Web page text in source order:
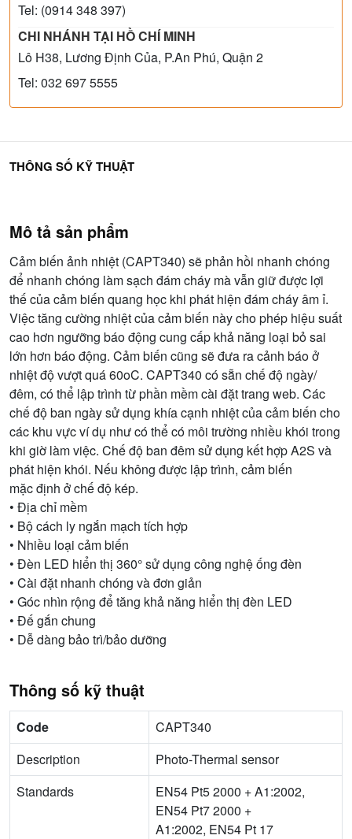
Tel: (0914 348 397)
CHI NHÁNH TẠI HỒ CHÍ MINH
Lô H38, Lương Định Của, P.An Phú, Quận 2
Tel: 032 697 5555
Mô tả sản phẩm
Cảm biến ảnh nhiệt (CAPT340) sẽ phản hồi nhanh chóng
để nhanh chóng làm sạch đám cháy mà vẫn giữ được lợi
thế của cảm biến quang học khi phát hiện đám cháy âm ỉ.
Việc tăng cường nhiệt của cảm biến này cho phép hiệu suất
cao hơn ngưỡng báo động cung cấp khả năng loại bỏ sai
lớn hơn báo động. Cảm biến cũng sẽ đưa ra cảnh báo ở
nhiệt độ vượt quá 60oC. CAPT340 có sẵn chế độ ngày/
đêm, có thể lập trình từ phần mềm cài đặt trang web. Các
chế độ ban ngày sử dụng khía cạnh nhiệt của cảm biến cho
các khu vực ví dụ như có thể có môi trường nhiều khói trong
khi giờ làm việc. Chế độ ban đêm sử dụng kết hợp A2S và
phát hiện khói. Nếu không được lập trình, cảm biến
mặc định ở chế độ kép.
• Địa chỉ mềm
• Bộ cách ly ngắn mạch tích hợp
• Nhiều loại cảm biến
• Đèn LED hiển thị 360° sử dụng công nghệ ống đèn
• Cài đặt nhanh chóng và đơn giản
• Góc nhìn rộng để tăng khả năng hiển thị đèn LED
• Đế gắn chung
• Dễ dàng bảo trì/bảo dưỡng
Thông số kỹ thuật
Code
CAPT340
Description
Photo-Thermal sensor
Standards
EN54 Pt5 2000 + A1:2002,
EN54 Pt7 2000 +
A1:2002, EN54 Pt 17
THÔNG SỐ KỸ THUẬT